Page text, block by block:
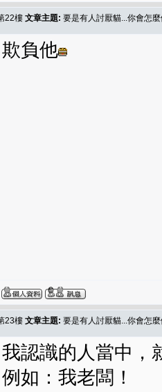
22樓 文章主題: 要是有人討厭貓...你會怎
欺負他
23樓 文章主題: 要是有人討厭貓...你會怎
我認識的人當中，
例如：我老闆！